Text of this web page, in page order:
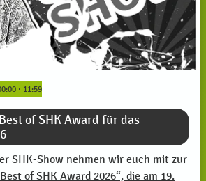
· 11:59
of SHK Award für das
SHK-Show nehmen wir euch mit zur
of SHK Award 2026“, die am 19.